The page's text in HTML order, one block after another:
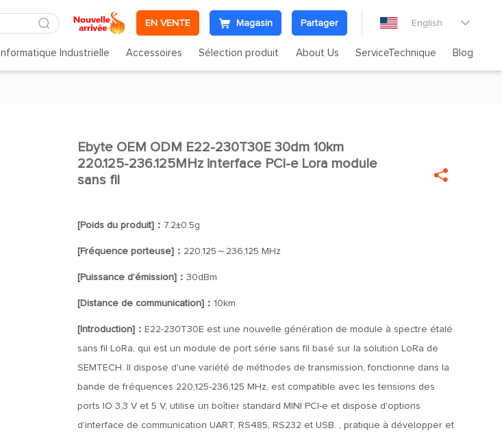
EN VENTE Magasin Partager English 
Informatique Industrielle Accessoires Sélection produit About Us ServiceTechnique Blog

Ebyte OEM ODM E22-230T30E 30dm 10km
220.125-236.125MHz interface PCI-e Lora module
sans fil

[Poids du produit]： 7.2±0.5g
[Fréquence porteuse]： 220,125～236,125 MHz
[Puissance d'émission]： 30dBm
[Distance de communication]： 10km
[Introduction]： E22-230T30E est une nouvelle génération de module à spectre étalé
sans fil LoRa, qui est un module de port série sans fil basé sur la solution LoRa de
SEMTECH. Il dispose d'une variété de méthodes de transmission, fonctionne dans la
bande de fréquences 220,125-236,125 MHz, est compatible avec les tensions des
ports IO 3,3 V et 5 V, utilise un boîtier standard MINI PCI-e et dispose d'options
d'interface de communication UART, RS485, RS232 et USB. , pratique à développer et